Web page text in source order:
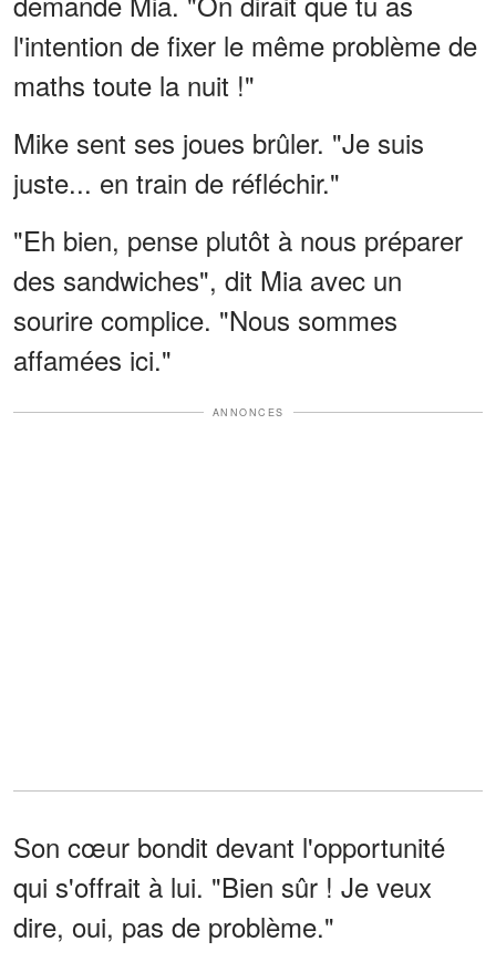
l'intention de fixer le même problème de
maths toute la nuit !"
Mike sent ses joues brûler. "Je suis
juste... en train de réfléchir."
"Eh bien, pense plutôt à nous préparer
des sandwiches", dit Mia avec un
sourire complice. "Nous sommes
affamées ici."
ANNONCES
Son cœur bondit devant l'opportunité
qui s'offrait à lui. "Bien sûr ! Je veux
dire, oui, pas de problème."